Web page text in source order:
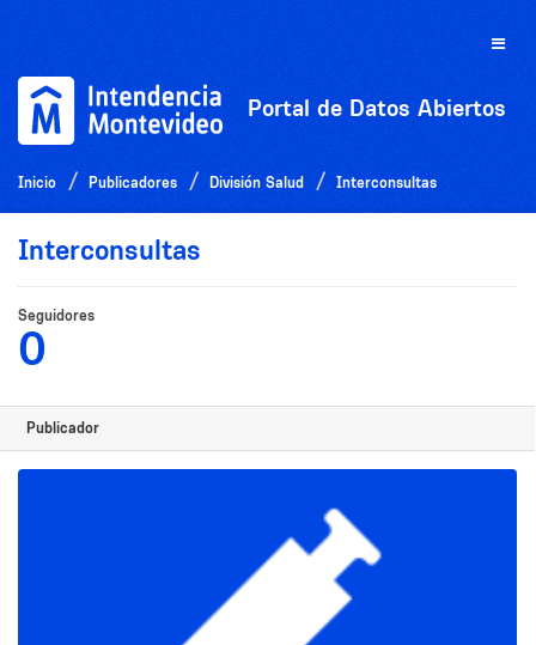
Toggle
Portal de Datos Abiertos
Inicio Publicadores División Salud Interconsultas
Interconsultas
Seguidores
0
Publicador